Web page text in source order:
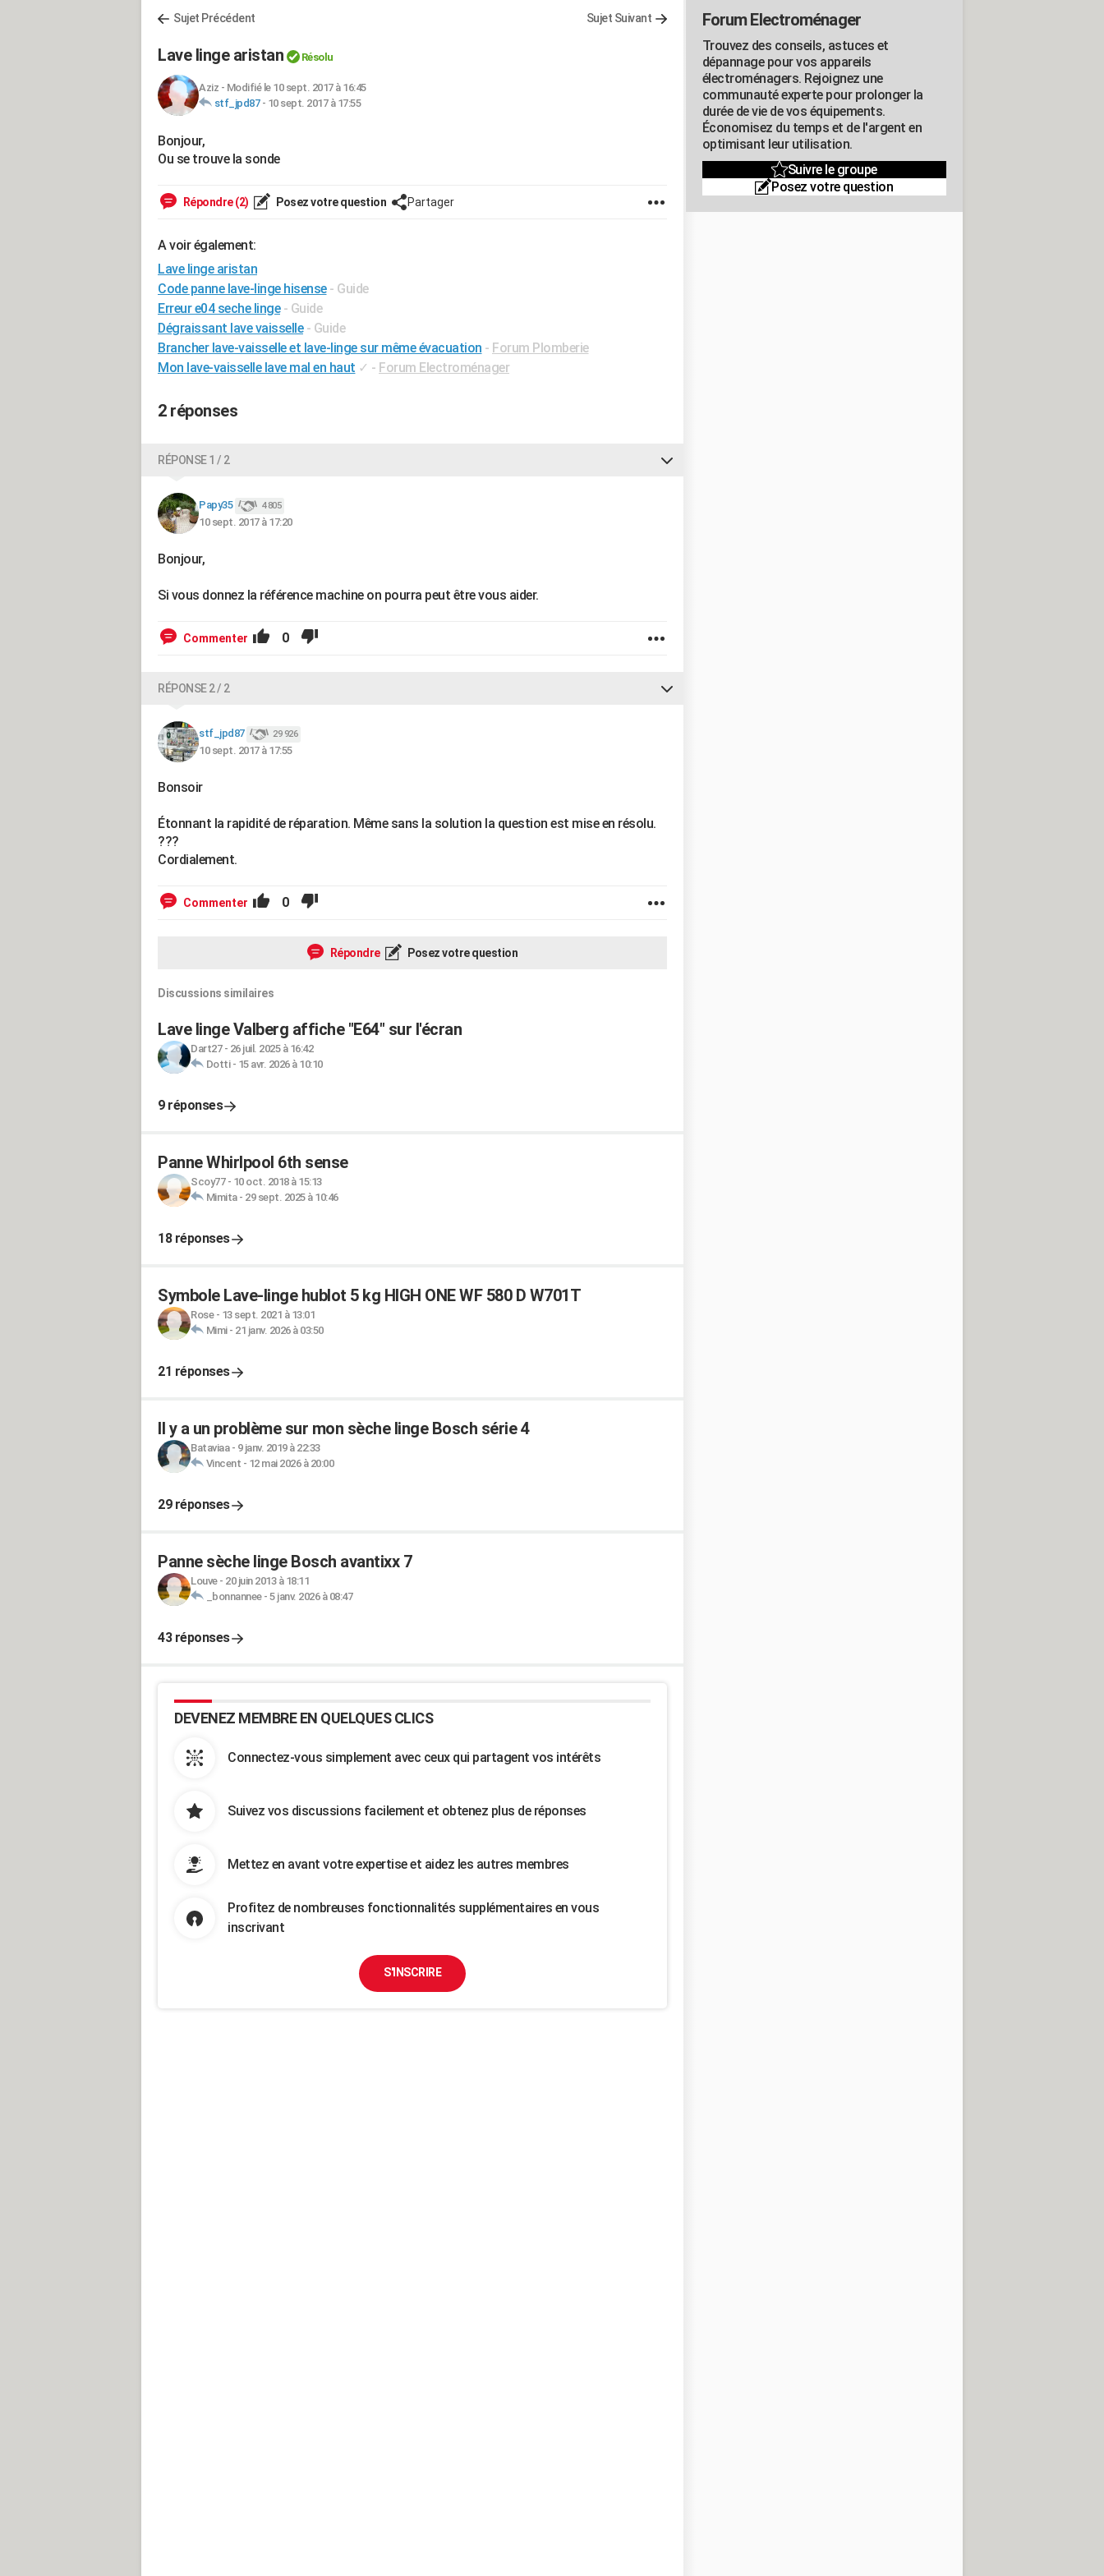
Sujet Précédent Sujet Suivant
Lave linge aristan Résolu
Aziz - Modifié le 10 sept. 2017 à 16:45
stf_jpd87- 10 sept. 2017 à 17:55
Bonjour,
Ou se trouve la sonde
Répondre (2) Posez votre question Partager
A voir également:
Lave linge aristan
Code panne lave-linge hisense - Guide
Erreur e04 seche linge - Guide
Dégraissant lave vaisselle - Guide
Brancher lave-vaisselle et lave-linge sur même évacuation - Forum Plomberie
Mon lave-vaisselle lave mal en haut ✓ - Forum Electroménager
2 réponses
RÉPONSE 1 / 2
Papy35 4 805
10 sept. 2017 à 17:20
Bonjour,
Si vous donnez la référence machine on pourra peut être vous aider.
Commenter 0
RÉPONSE 2 / 2
stf_jpd87 29 926
10 sept. 2017 à 17:55
Bonsoir
Étonnant la rapidité de réparation. Même sans la solution la question est mise en résolu.
???
Cordialement.
Commenter 0
Répondre Posez votre question
Discussions similaires
Lave linge Valberg affiche "E64" sur l'écran
Dart27- 26 juil. 2025 à 16:42
Dotti- 15 avr. 2026 à 10:10
9 réponses
Panne Whirlpool 6th sense
Scoy77- 10 oct. 2018 à 15:13
Mimita- 29 sept. 2025 à 10:46
18 réponses
Symbole Lave-linge hublot 5 kg HIGH ONE WF 580 D W701T
Rose- 13 sept. 2021 à 13:01
Mimi- 21 janv. 2026 à 03:50
21 réponses
Il y a un problème sur mon sèche linge Bosch série 4
Bataviaa- 9 janv. 2019 à 22:33
Vincent - 12 mai 2026 à 20:00
29 réponses
Panne sèche linge Bosch avantixx 7
Louve- 20 juin 2013 à 18:11
_bonnannee- 5 janv. 2026 à 08:47
43 réponses
DEVENEZ MEMBRE EN QUELQUES CLICS
Connectez-vous simplement avec ceux qui partagent vos intérêts
Suivez vos discussions facilement et obtenez plus de réponses
Mettez en avant votre expertise et aidez les autres membres
Profitez de nombreuses fonctionnalités supplémentaires en vous
inscrivant
S'INSCRIRE
Forum Electroménager
Trouvez des conseils, astuces et
dépannage pour vos appareils
électroménagers. Rejoignez une
communauté experte pour prolonger la
durée de vie de vos équipements.
Économisez du temps et de l'argent en
optimisant leur utilisation.
Suivre le groupe
Posez votre question